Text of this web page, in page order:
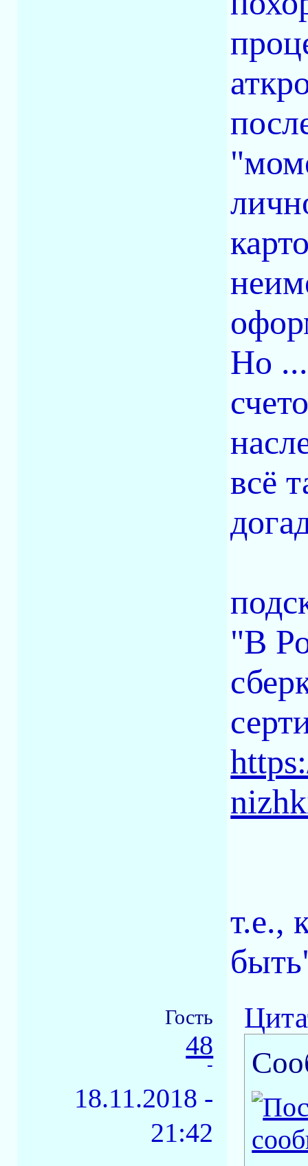
Но
всё
"В
т.е.,
Гость
48
-
18.11.2018 -
21:42